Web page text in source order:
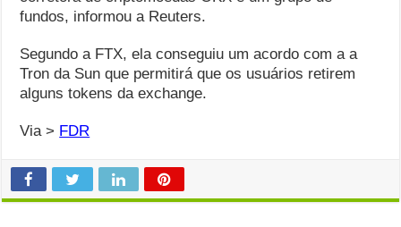
fundos, informou a Reuters.
Segundo a FTX, ela conseguiu um acordo com a a
Tron da Sun que permitirá que os usuários retirem
alguns tokens da exchange.
Via > FDR